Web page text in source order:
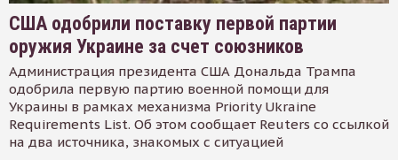
США одобрили поставку первой партии
оружия Украине за счет союзников
Администрация президента США Дональда Трампа
одобрила первую партию военной помощи для
Украины в рамках механизма Priority Ukraine
Requirements List. Об этом сообщает Reuters со ссылкой
на два источника, знакомых с ситуацией